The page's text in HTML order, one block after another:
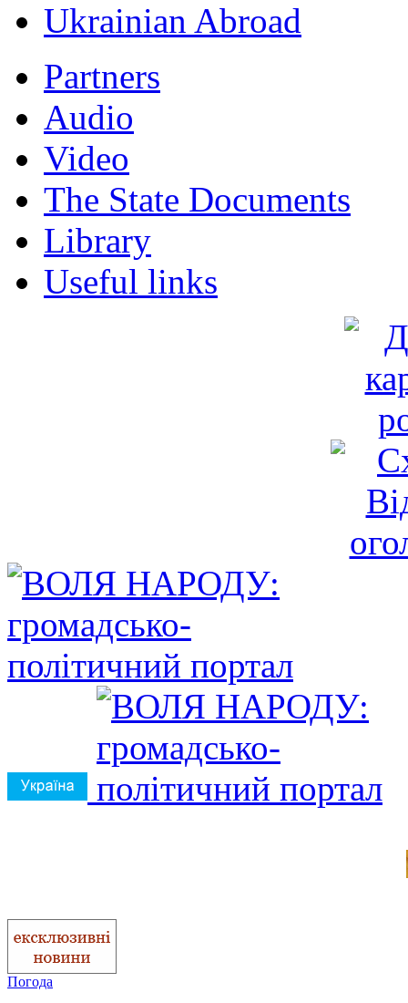
Ukrainian Abroad
Partners
Audio
Video
The State Documents
Library
Useful links
Погода